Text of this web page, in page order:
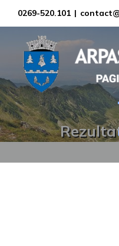
Skip
to
content
0269-520.101 |